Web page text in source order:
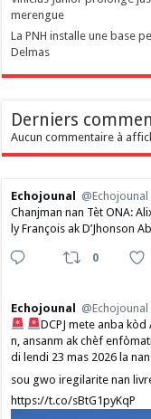
merengue
La PNH installe une base
Delmas
Derniers
Aucun commentaire à
Echojounal @Echojounal
Chanjman nan Tèt ONA:
ly François ak D’Jhonson
0
Echojounal @Echojounal
DCPJ mete anba
n, ansanm ak chèf
di lendi 23 mas 2026 la
sou gwo iregilarite nan
https://t.co/sBtG1pyKqP